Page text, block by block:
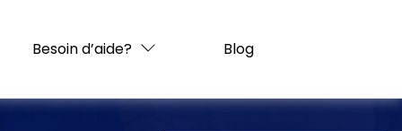
Besoin d’aide? Blog